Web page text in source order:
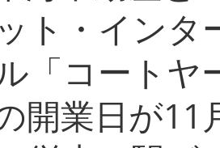
ト・インタ
「コートヤ
開業日が11